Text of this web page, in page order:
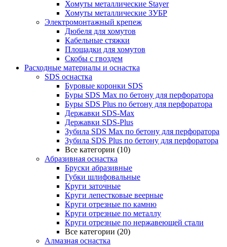
Хомуты металлические Stayer
Хомуты металлические ЗУБР
Электромонтажный крепеж
Дюбеля для хомутов
Кабельные стяжки
Площадки для хомутов
Скобы с гвоздем
Расходные материалы и оснастка
SDS оснастка
Буровые коронки SDS
Буры SDS Max по бетону для перфоратора
Буры SDS Plus по бетону для перфоратора
Державки SDS-Max
Державки SDS-Plus
Зубила SDS Mах по бетону для перфоратора
Зубила SDS Plus по бетону для перфоратора
Все категории (10)
Абразивная оснастка
Бруски абразивные
Губки шлифовальные
Круги заточные
Круги лепестковые веерные
Круги отрезные по камню
Круги отрезные по металлу
Круги отрезные по нержавеющей стали
Все категории (20)
Алмазная оснастка